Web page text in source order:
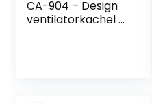
CA-904 – Design
ventilatorkachel –